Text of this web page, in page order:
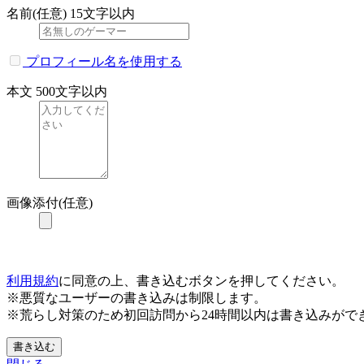
名前(任意) 15文字以内
プロフィール名を使用する
本文 500文字以内
画像添付(任意)
利用規約に同意の上、書き込むボタンを押してください。
※悪質なユーザーの書き込みは制限します。
※荒らし対策のため初回訪問から24時間以内は書き込みがで
書き込む